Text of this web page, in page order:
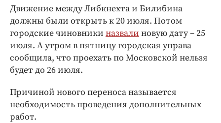
Бренд года
Работодатель года
Движение между Либкнехта и Билибина
должны были открыть к 20 июля. Потом
городские чиновники назвали новую дату – 25
июля. А утром в пятницу городская управа
сообщила, что проехать по Московской нельзя
будет до 26 июля.
Причиной нового переноса называется
необходимость проведения дополнительных
работ.